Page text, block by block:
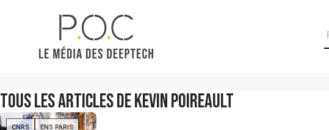
Tous les articles de Kevin Poireault
CNRS ENS PARIS